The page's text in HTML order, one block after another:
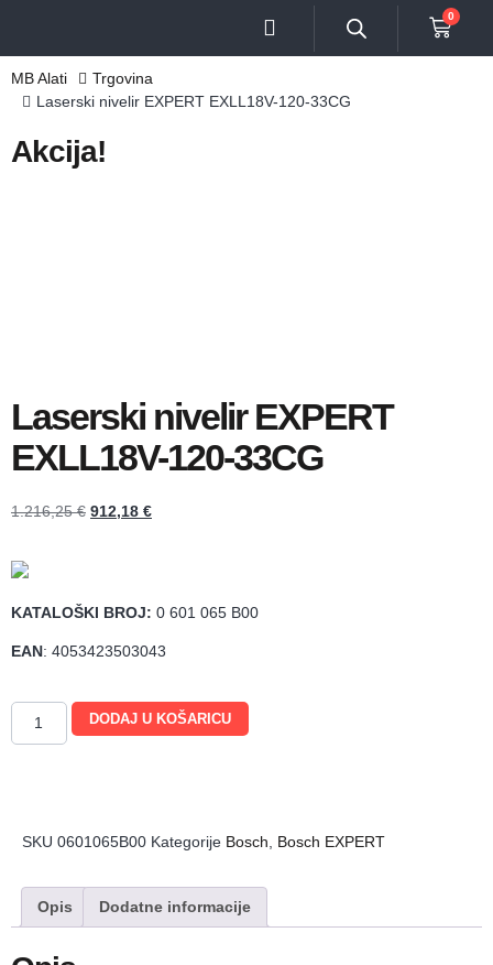
0
MB Alati
Trgovina
Laserski nivelir EXPERT EXLL18V-120-33CG
Akcija!
Laserski nivelir EXPERT
EXLL18V-120-33CG
1.216,25€ 912,18 €
KATALOŠKI BROJ: 0 601 065 B00
EAN: 4053423503043
DODAJ U KOŠARICU
SKU 0601065B00 Kategorije Bosch Bosch EXPERT
Opis Dodatne informacije